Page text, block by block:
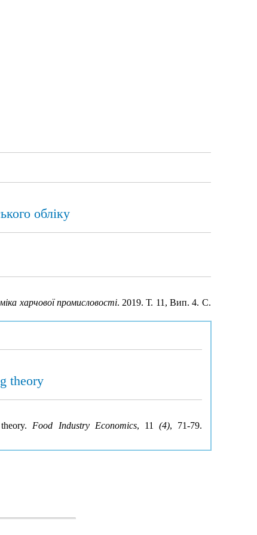
обліку
харчової промисловості. 2019. Т. 11, Вип. 4. С.
theory
Food Industry Economics, 11(4), 71-79.